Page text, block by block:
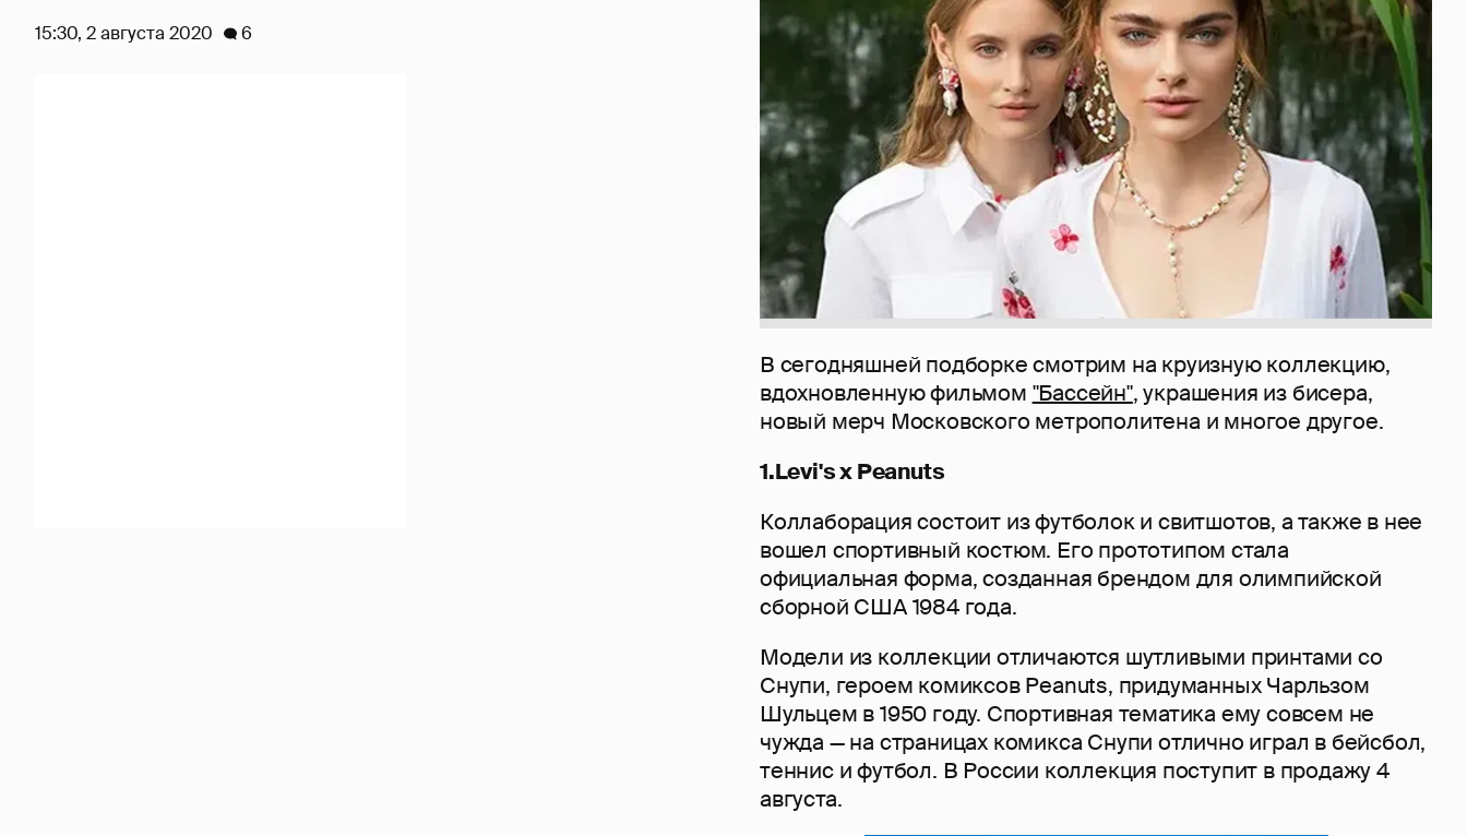
В сегодняшней подборке смотрим на круизную коллекцию,
вдохновленную фильмом "Бассейн", украшения из бисера,
новый мерч Московского метрополитена и многое другое.
1.Levi's x Peanuts
Коллаборация состоит из футболок и свитшотов, а также в нее
вошел спортивный костюм. Его прототипом стала
официальная форма, созданная брендом для олимпийской
сборной США 1984 года.
Модели из коллекции отличаются шутливыми принтами со
Снупи, героем комиксов Peanuts, придуманных Чарльзом
Шульцем в 1950 году. Спортивная тематика ему совсем не
чужда — на страницах комикса Снупи отлично играл в бейсбол,
теннис и футбол. В России коллекция поступит в продажу 4
августа.
15:30, 2 августа 2020 6